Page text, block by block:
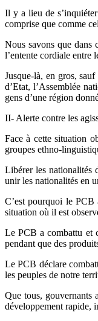
Il y a lieu de
comprise que comme
Nous savons que dans
l’entente cordiale entre
Jusque-là, en gros,
d’Etat, l’Assemblée
gens d’une région
II- Alerte contre les
Face à cette situation
groupes ethno-
Libérer les nationalités
unir les nationalités en
C’est pourquoi le PCB
situation où il est
Le PCB a combattu et
pendant que des
Le PCB déclare
les peuples de notre
Que tous, gouvernants
développement rapide,